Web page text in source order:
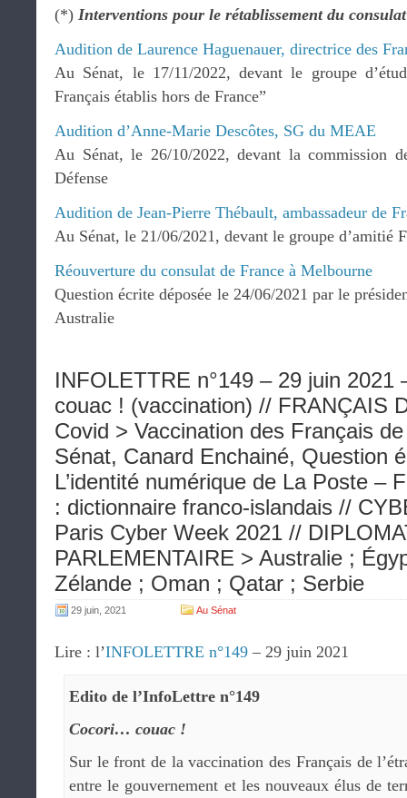
(*) Interventions pour le rétablissement du
Audition de Laurence Haguenauer, directrice des
Au Sénat, le 17/11/2022, devant le groupe
Français établis hors de France”
Audition d’Anne-Marie Descôtes, SG du MEAE
Au Sénat, le 26/10/2022, devant la commission
Défense
Audition de Jean-Pierre Thébault, ambassadeur de
Au Sénat, le 21/06/2021, devant le groupe d’amitié
Réouverture du consulat de France à Melbourne
Question écrite déposée le 24/06/2021 par le
Australie
INFOLETTRE n°149 – 29 juin
couac ! (vaccination) // FRANÇAIS
Covid > Vaccination des Français
Sénat, Canard Enchainé, Question
L’identité numérique de La Poste –
: dictionnaire franco-islandais //
Paris Cyber Week 2021 //
PARLEMENTAIRE > Australie ;
Zélande ; Oman ; Qatar ; Serbie
29 juin, 2021 Au Sénat
Lire : l’INFOLETTRE n°149 – 29 juin 2021
Edito de l’InfoLettre n°149
Cocori… couac !
Sur le front de la vaccination des Français de
entre le gouvernement et les nouveaux élus de